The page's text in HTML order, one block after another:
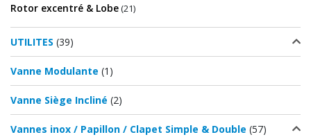
Rotor excentré & Lobe(21)
UTILITES (39)
Vanne Modulante (1)
Vanne Siège Incliné (2)
Vannes inox / Papillon / Clapet Simple & Double (57)